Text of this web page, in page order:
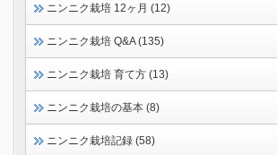
ニンニク栽培 12ヶ月 (12)
ニンニク栽培 Q&A (135)
ニンニク栽培 育て方 (13)
ニンニク栽培の基本 (8)
ニンニク栽培記録 (58)